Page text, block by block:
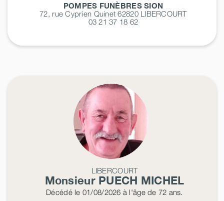
POMPES FUNÈBRES SION
72, rue Cyprien Quinet 62820 LIBERCOURT
03 21 37 18 62
LIBERCOURT
Monsieur PUECH MICHEL
Décédéle 01/08/2026 à l'âge de 72 ans.